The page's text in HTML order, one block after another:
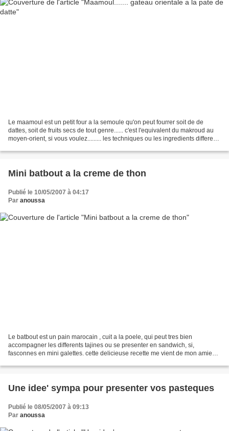
Le maamoul est un petit four a la semoule qu'on peut fourrer soit de de
dattes, soit de fruits secs de tout genre...... c'est l'equivalent du makroud au
moyen-orient, si vous voulez......... les techniques ou les ingredients different
Mini batbout a la creme de thon
Publié le 10/05/2007 à 04:17
Par anoussa
Le batbout est un pain marocain , cuit a la poele, qui peut tres bien
accompagner les differents tajines ou se presenter en sandwich, si,
fasconnes en mini galettes. cette delicieuse recette me vient de mon amie
Une idee' sympa pour presenter vos pasteques
Publié le 08/05/2007 à 09:13
Par anoussa